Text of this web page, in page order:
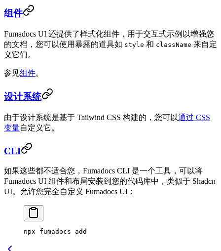
组件
Fumadocs UI 还提供了样式化组件，用于交互式示例以增强您
的文档，您可以使用暴露的道具如 style 和 className 来自定
义它们。
参见组件。
设计系统
由于设计系统是基于 Tailwind CSS 构建的，您可以通过 CSS
变量自定义它。
CLI
如果这些都不适合您，Fumadocs CLI 是一个工具，可以将
Fumadocs UI 组件和布局安装到您的代码库中，类似于 Shadcn
UI。允许您完全自定义 Fumadocs UI：
npx fumadocs add